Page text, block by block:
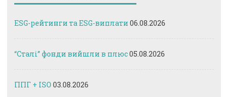
ESG-рейтинги та ESG-виплати 06.08.2026
“Сталі” фонди вийшли в плюс05.08.2026
ППГ + ISO 03.08.2026